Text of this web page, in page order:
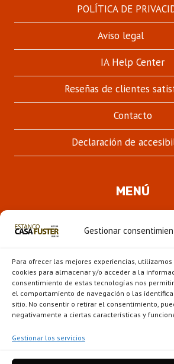
Gestionar
Para ofrecer las mejores experiencias,
cookies para almacenar y/o acceder a la
consentimiento de estas tecnologías nos
el comportamiento de navegación o las
sitio. No consentir o retirar el consentimiento,
negativamente a ciertas características y
Gestionar los servicios
POLÍTICA DE
Aviso legal
IA Help Center
Reseñas de clientes
Contacto
Declaración de
MENÚ
Novedades
Escaparate